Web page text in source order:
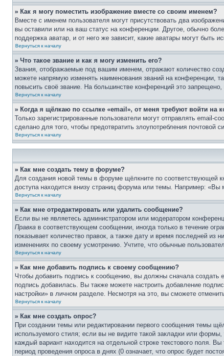
» Как я могу поместить изображение вместе со своим именем?
Вместе с именем пользователя могут присутствовать два
вы оставили или на ваш статус на конференции. Другое, обычно
поддержка аватар, и от него же зависит, какие аватары могут
Вернуться к началу
» Что такое звание и как я могу изменить его?
Звания, отображаемые под вашим именем, отражают количество
можете напрямую изменять наименования званий на конференции,
повысить своё звание. На большинстве конференций это
Вернуться к началу
» Когда я щёлкаю по ссылке «email», от меня требуют войти на
Только зарегистрированные пользователи могут отправлять
сделано для того, чтобы предотвратить злоупотребления почтовой
Вернуться к началу
» Как мне создать тему в форуме?
Для создания новой темы в форуме щёлкните по соответствующей
доступа находится внизу страниц форума или темы. Например:
Вернуться к началу
» Как мне отредактировать или удалить сообщение?
Если вы не являетесь администратором или модератором
Правка в соответствующем сообщении, иногда только в течение
показывает количество правок, а также дату и время последней
изменениях по своему усмотрению. Учтите, что обычные
Вернуться к началу
» Как мне добавить подпись к своему сообщению?
Чтобы добавить подпись к сообщению, вы должны сначала
подпись добавилась. Вы также можете настроить добавление
настройки» в личном разделе. Несмотря на это, вы сможете
Вернуться к началу
» Как мне создать опрос?
При создании темы или редактировании первого сообщения темы
используемого стиля; если вы не видите такой закладки или
каждый вариант находится на отдельной строке текстового поля.
период проведения опроса в днях (0 означает, что опрос будет